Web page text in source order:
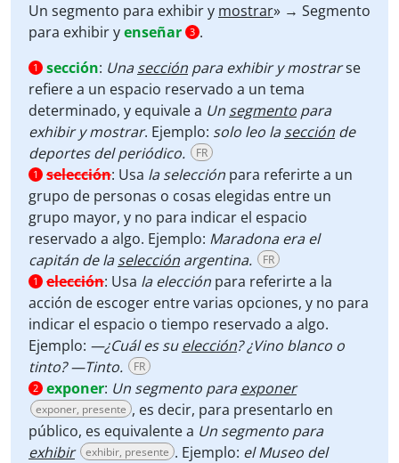
Un segmento para exhibir y mostrar» → Segmento
para exhibir yenseñar 3 .
1 sección: Unasección para exhibir y mostrarse
refiere a un espacio reservado a un tema
determinado, y equivale a Un segmento para
exhibir y mostrar. Ejemplo: solo leo lasección de
deportes del periódico.
FR
1 selección: Usa la selección para referirte a un
grupo de personas o cosas elegidas entre un
grupo mayor, y no para indicar el espacio
reservado a algo. Ejemplo: Maradona era el
capitán de laselección argentina. FR
1 elección: Usa la elección para referirte a la
acción de escoger entre varias opciones, y no para
indicar el espacio o tiempo reservado a algo.
Ejemplo: —¿Cuál es suelección? ¿Vino blanco o
tinto? —Tinto.
FR
2 exponer: Un segmento paraexponer
exponer, presente , es decir, para presentarlo en
público, es equivalente a Un segmento para
exhibir
exhibir, presente . Ejemplo: el Museo del